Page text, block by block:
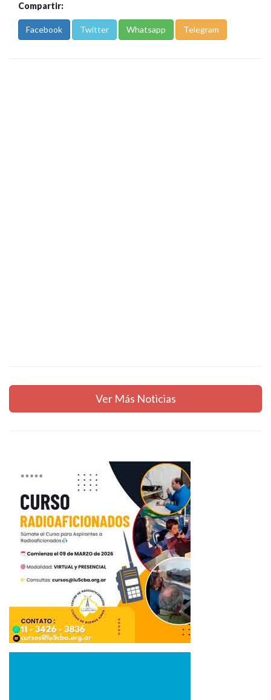
Compartir:
Facebook Twitter Whatsapp Telegram
Ver Más Noticias